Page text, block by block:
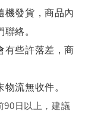
機發貨，商品內
絡。
有些許落差，商
流無收件。
90日以上，建議